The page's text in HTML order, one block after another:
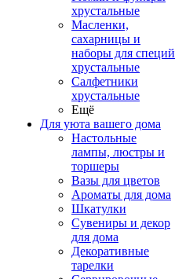
хрустальные
Масленки,
сахарницы и
наборы для специй
хрустальные
Салфетники
хрустальные
Ещё
Для уюта вашего дома
Настольные
лампы, люстры и
торшеры
Вазы для цветов
Ароматы для дома
Шкатулки
Сувениры и декор
для дома
Декоративные
тарелки